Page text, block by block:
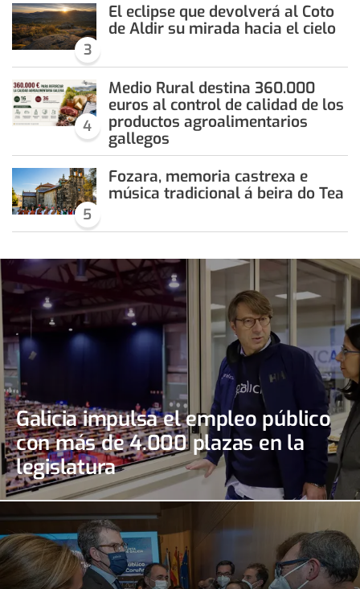
3
El eclipse que devolverá al Coto
de Aldir su mirada hacia el cielo
4
Medio Rural destina 360.000
euros al control de calidad de los
productos agroalimentarios
gallegos
5
Fozara, memoria castrexa e
música tradicional á beira do Tea
Galicia impulsa el empleo público
con más de 4.000 plazas en la
legislatura